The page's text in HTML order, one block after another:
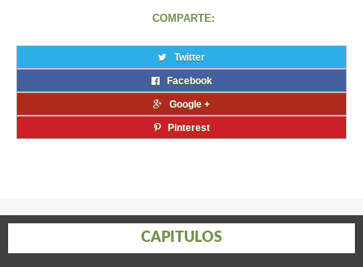
COMPARTE:
Twitter
Facebook
Google +
Pinterest
CAPITULOS